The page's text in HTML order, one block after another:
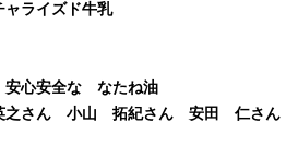
ャライズド牛乳
安心安全な なたね油
さん 小山 拓紀さん 安田 仁さん